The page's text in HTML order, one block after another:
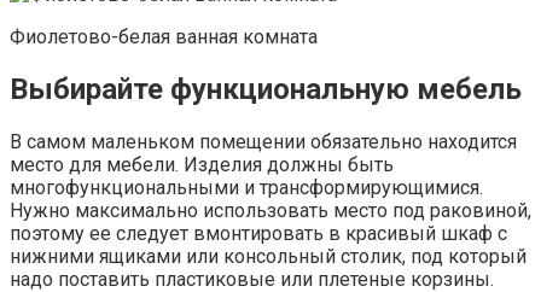
Фиолетово-белая ванная комната
Выбирайте функциональную мебель
В самом маленьком помещении обязательно находится
место для мебели. Изделия должны быть
многофункциональными и трансформирующимися.
Нужно максимально использовать место под раковиной,
поэтому ее следует вмонтировать в красивый шкаф с
нижними ящиками или консольный столик, под который
надо поставить пластиковые или плетеные корзины.